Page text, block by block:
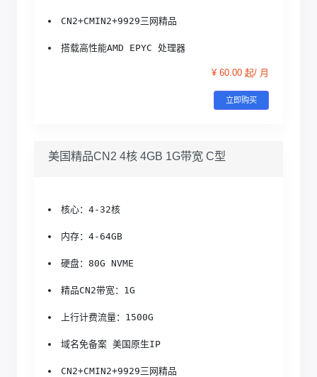
CN2+CMIN2+9929三网精品
搭载高性能AMD EPYC 处理器
¥ 60.00 起/ 月
立即购买
美国精品CN2 4核 4GB 1G带宽 C型
核心：4-32核
内存：4-64GB
硬盘：80G NVME
精品CN2带宽：1G
上行计费流量：1500G
域名免备案 美国原生IP
CN2+CMIN2+9929三网精品